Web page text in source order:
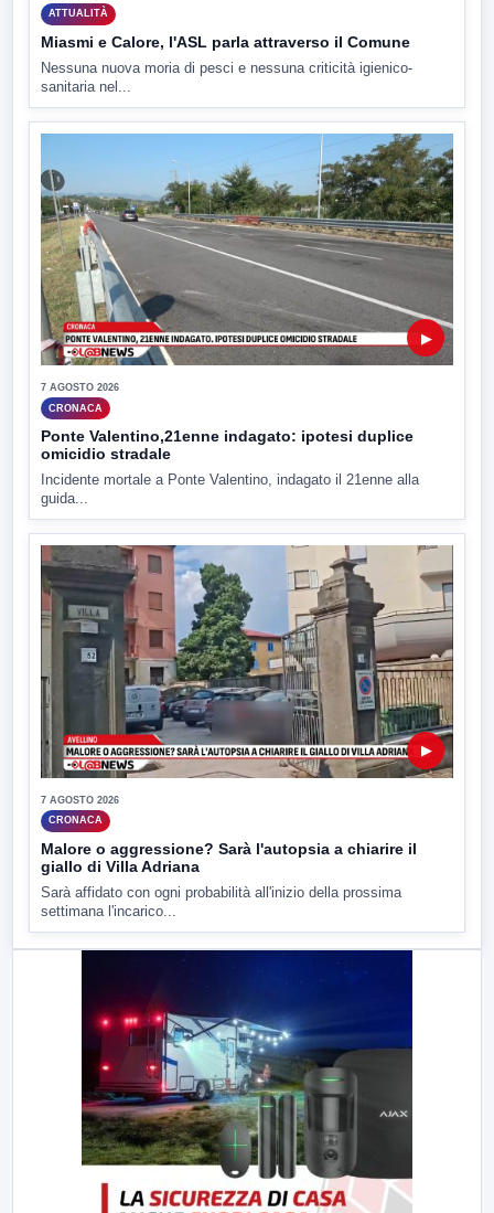
ATTUALITÀ
Miasmi e Calore, l'ASL parla attraverso il Comune
Nessuna nuova moria di pesci e nessuna criticità igienico-
sanitaria nel...
▶
7 AGOSTO 2026
CRONACA
Ponte Valentino,21enne indagato: ipotesi duplice
omicidio stradale
Incidente mortale a Ponte Valentino, indagato il 21enne alla
guida...
▶
7 AGOSTO 2026
CRONACA
Malore o aggressione? Sarà l'autopsia a chiarire il
giallo di Villa Adriana
Sarà affidato con ogni probabilità all'inizio della prossima
settimana l'incarico...